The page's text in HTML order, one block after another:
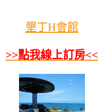
墾丁H會館
>>點我線上訂房<<